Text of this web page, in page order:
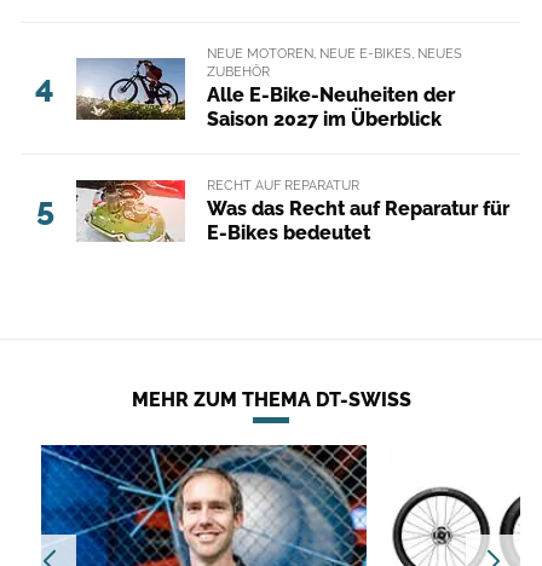
4
NEUE MOTOREN, NEUE E-BIKES, NEUES
ZUBEHÖR
Alle E-Bike-Neuheiten der
Saison 2027 im Überblick
5
RECHT AUF REPARATUR
Was das Recht auf Reparatur für
E-Bikes bedeutet
MEHR ZUM THEMA DT-SWISS